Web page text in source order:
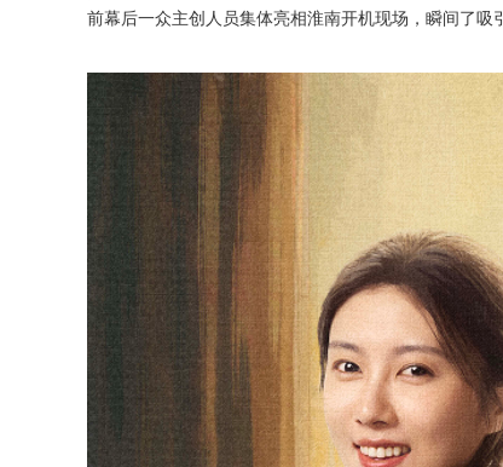
前幕后一众主创人员集体亮相淮南开机现场，瞬间了吸